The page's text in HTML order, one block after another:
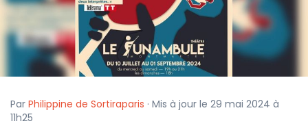
Par Philippine de Sortiraparis · Mis à jour le 29 mai 2024 à
11h25